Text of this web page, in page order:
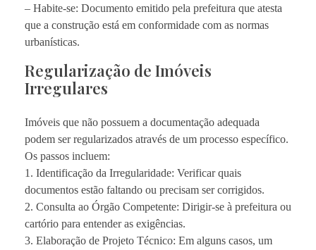
– Habite-se: Documento emitido pela prefeitura que atesta
que a construção está em conformidade com as normas
urbanísticas.
Regularização de Imóveis
Irregulares
Imóveis que não possuem a documentação adequada
podem ser regularizados através de um processo específico.
Os passos incluem:
1. Identificação da Irregularidade: Verificar quais
documentos estão faltando ou precisam ser corrigidos.
2. Consulta ao Órgão Competente: Dirigir-se à prefeitura ou
cartório para entender as exigências.
3. Elaboração de Projeto Técnico: Em alguns casos, um